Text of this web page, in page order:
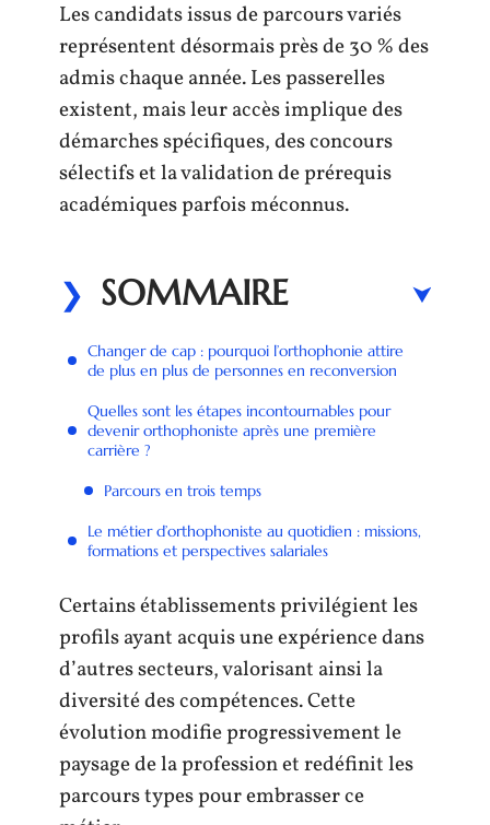
Les candidats issus de parcours variés
représentent désormais près de 30 % des
admis chaque année. Les passerelles
existent, mais leur accès implique des
démarches spécifiques, des concours
sélectifs et la validation de prérequis
académiques parfois méconnus.
SOMMAIRE
Changer de cap : pourquoi l’orthophonie attire
de plus en plus de personnes en reconversion
Quelles sont les étapes incontournables pour
devenir orthophoniste après une première
carrière ?
Parcours en trois temps
Le métier d’orthophoniste au quotidien : missions,
formations et perspectives salariales
Certains établissements privilégient les
profils ayant acquis une expérience dans
d’autres secteurs, valorisant ainsi la
diversité des compétences. Cette
évolution modifie progressivement le
paysage de la profession et redéfinit les
parcours types pour embrasser ce